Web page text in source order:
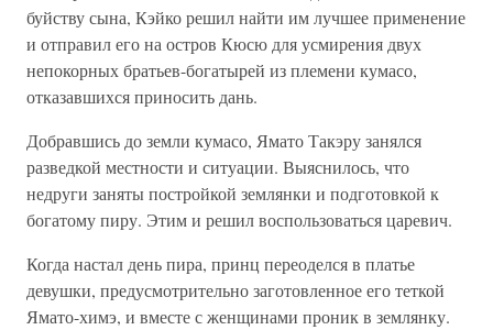
буйству сына, Кэйко решил найти им лучшее применение
и отправил его на остров Кюсю для усмирения двух
непокорных братьев-богатырей из племени кумасо,
отказавшихся приносить дань.
Добравшись до земли кумасо, Ямато Такэру занялся
разведкой местности и ситуации. Выяснилось, что
недруги заняты постройкой землянки и подготовкой к
богатому пиру. Этим и решил воспользоваться царевич.
Когда настал день пира, принц переоделся в платье
девушки, предусмотрительно заготовленное его теткой
Ямато-химэ, и вместе с женщинами проник в землянку.